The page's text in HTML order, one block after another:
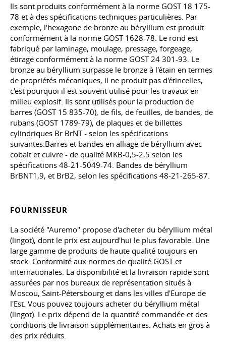
Ils sont produits conformément à la norme GOST 18 175-
78 et à des spécifications techniques particulières. Par
exemple, l'hexagone de bronze au béryllium est produit
conformément à la norme GOST 1628-78 . Le rond est
fabriqué par laminage, moulage, pressage, forgeage,
étirage conformément à la norme GOST 24 301-93. Le
bronze au béryllium surpasse le bronze à l'étain en termes
de propriétés mécaniques, il ne produit pas d'étincelles,
c'est pourquoi il est souvent utilisé pour les travaux en
milieu explosif. Ils sont utilisés pour la production de
barres (GOST 15 835-70), de fils, de feuilles, de bandes, de
rubans (GOST 1789-79), de plaques et de billettes
cylindriques Br BrNT - selon les spécifications
suivantes.Barres et bandes en alliage de béryllium avec
cobalt et cuivre - de qualité MKB-0,5-2,5 selon les
spécifications 48-21-5049-74. Bandes de béryllium
BrBNT1,9, et BrB2, selon les spécifications 48-21-265-87.
FOURNISSEUR
La société "Auremo" propose d'acheter du béryllium métal
(lingot), dont le prix est aujourd'hui le plus favorable. Une
large gamme de produits de haute qualité toujours en
stock. Conformité aux normes de qualité GOST et
internationales. La disponibilité et la livraison rapide sont
assurées par nos bureaux de représentation situés à
Moscou, Saint-Pétersbourg et dans les villes d'Europe de
l'Est. Vous pouvez toujours acheter du béryllium métal
(lingot). Le prix dépend de la quantité commandée et des
conditions de livraison supplémentaires. Achats en gros à
des prix réduits.